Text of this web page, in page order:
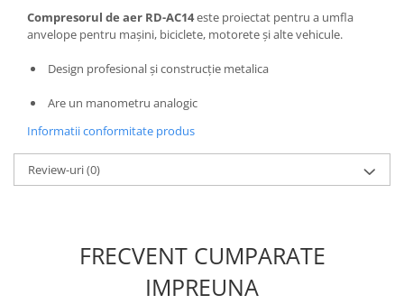
Radiatoare
Semanatoare,Plantatoare
Sere
Aspiratoare
Suflante Frunze
Aparate de aer conditionat
Compresorul de aer RD-AC14este proiectat pentru a umfla
anvelope pentru mașini, biciclete, motorete și alte vehicule.
Design profesional și construcție metalica
Are un manometru analogic
Informatii conformitate produs
Review-uri(0)
FRECVENT CUMPARATE
IMPREUNA